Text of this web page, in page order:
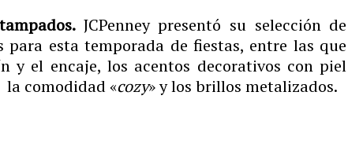
JCPenney presentó su selección de
para esta temporada de fiestas, entre las que
y el encaje, los acentos decorativos con piel
la comodidad «cozy» y los brillos metalizados.